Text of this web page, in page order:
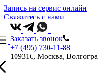
Запись на сервис онлайн
Свяжитесь с нами
Заказать звонок
+7 (495) 730-11-88
109316, Москва,